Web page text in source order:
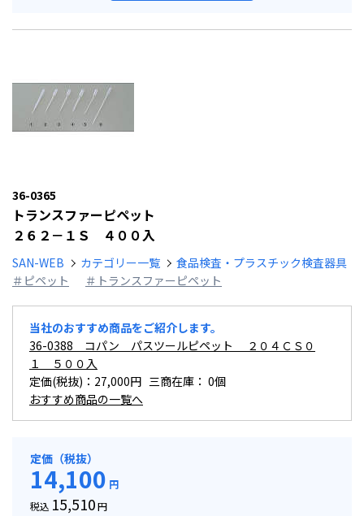
36-0365
トランスファーピペット
２６２－１Ｓ ４００入
SAN-WEB カテゴリー一覧
食品検査・プラスチック検査器具
＃ピペット
＃トランスファーピペット
当社のおすすめ商品をご紹介します。
36-0388 コパン パスツールピペット ２０４ＣＳ０
１ ５００入
定価(税抜)：27,000円 三商在庫： 0個
おすすめ商品の一覧へ
定価（税抜）
14,100 円
税込 15,510円